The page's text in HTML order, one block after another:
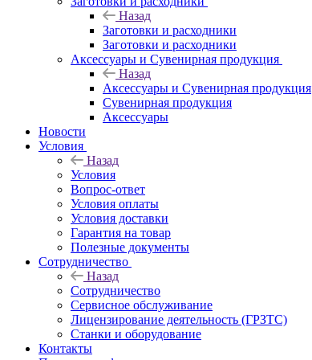
Назад
Заготовки и расходники
Заготовки и расходники
Аксессуары и Сувенирная продукция
Назад
Аксессуары и Сувенирная продукция
Сувенирная продукция
Аксессуары
Новости
Условия
Назад
Условия
Вопрос-ответ
Условия оплаты
Условия доставки
Гарантия на товар
Полезные документы
Сотрудничество
Назад
Сотрудничество
Сервисное обслуживание
Лицензирование деятельность (ГРЗТС)
Станки и оборудование
Контакты